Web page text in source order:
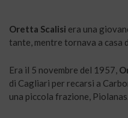
Oretta Scalisi era una
tante, mentre tornava a casa
Era il 5 novembre del 1957,
di Cagliari per recarsi a
una piccola frazione, Piolanas.